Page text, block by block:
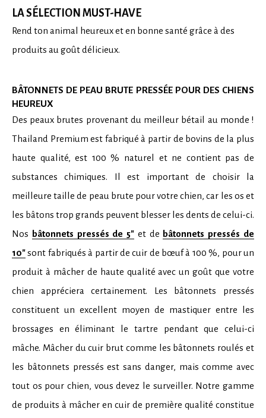
LA SÉLECTION MUST-HAVE
Rend ton animal heureux et en bonne santé grâce à des
produits au goût délicieux.
BÂTONNETS DE PEAU BRUTE PRESSÉE POUR DES CHIENS
HEUREUX
Des peaux brutes provenant du meilleur bétail au monde !
Thailand Premium est fabriqué à partir de bovins de la plus
haute qualité, est 100 % naturel et ne contient pas de
substances chimiques. Il est important de choisir la
meilleure taille de peau brute pour votre chien, car les os et
les bâtons trop grands peuvent blesser les dents de celui-ci.
Nos bâtonnets pressés de 5" et de bâtonnets pressés de
10"sont fabriqués à partir de cuir de bœuf à 100 %, pour un
produit à mâcher de haute qualité avec un goût que votre
chien appréciera certainement. Les bâtonnets pressés
constituent un excellent moyen de mastiquer entre les
brossages en éliminant le tartre pendant que celui-ci
mâche. Mâcher du cuir brut comme les bâtonnets roulés et
les bâtonnets pressés est sans danger, mais comme avec
tout os pour chien, vous devez le surveiller. Notre gamme
de produits à mâcher en cuir de première qualité constitue